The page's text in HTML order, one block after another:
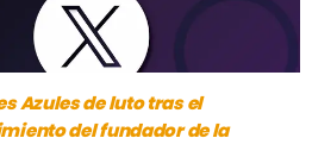
Azules de luto tras el
del fundador de la